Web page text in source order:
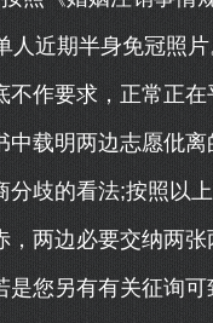
人近期半身免冠照
不作要求，正常正
中载明两边志愿仳
分歧的看法;按照以
，两边必要交纳两
是您另有有关征询